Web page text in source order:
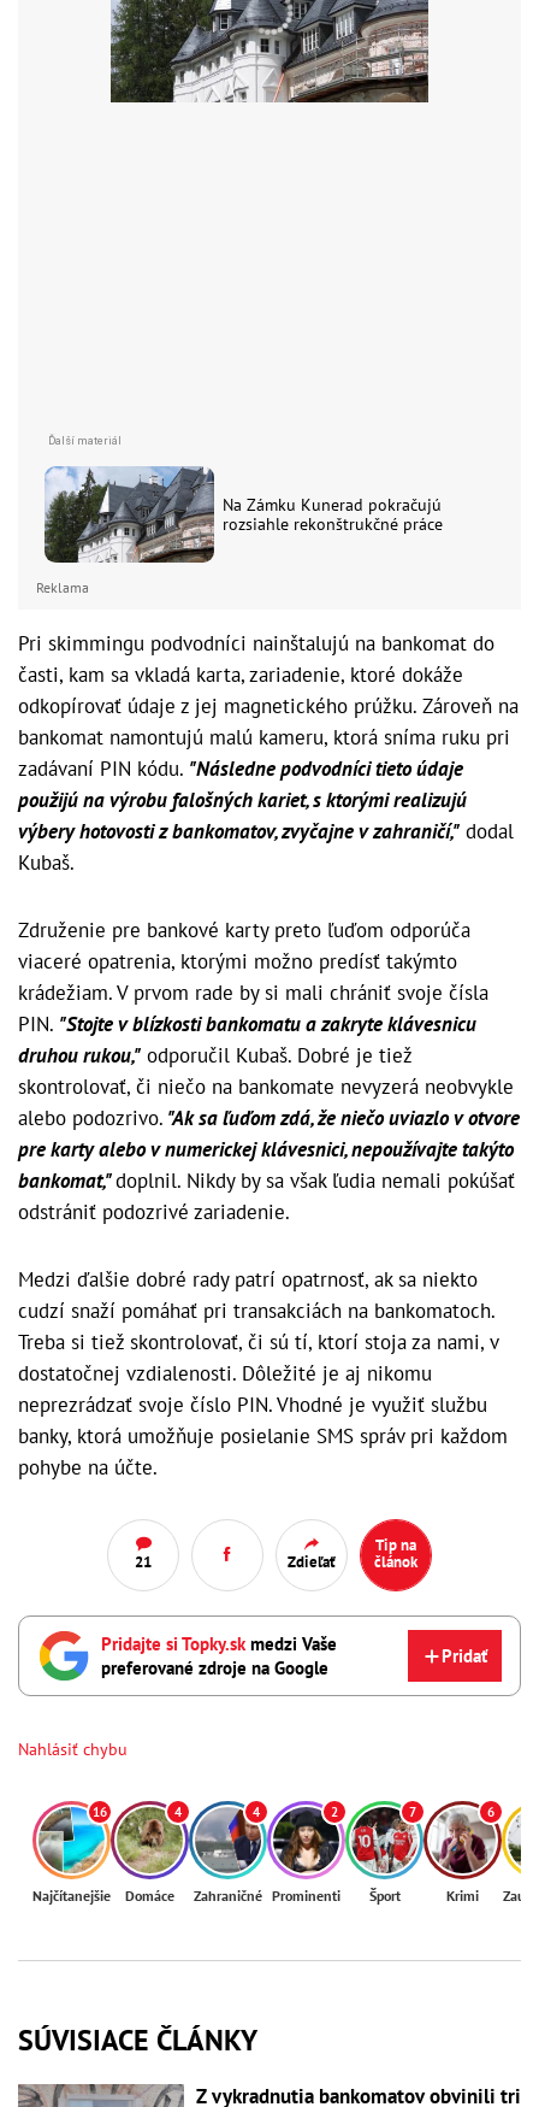
Na Zámku Kunerad pokračujú
rozsiahle rekonštrukčné práce
Reklama
Pri skimmingu podvodníci nainštalujú na bankomat do
časti, kam sa vkladá karta, zariadenie, ktoré dokáže
odkopírovať údaje z jej magnetického prúžku. Zároveň na
bankomat namontujú malú kameru, ktorá sníma ruku pri
zadávaní PIN kódu. "Následne podvodníci tieto údaje
použijú na výrobu falošných kariet, s ktorými realizujú
výbery hotovosti z bankomatov, zvyčajne v zahraničí," dodal
Kubaš.
Združenie pre bankové karty preto ľuďom odporúča
viaceré opatrenia, ktorými možno predísť takýmto
krádežiam. V prvom rade by si mali chrániť svoje čísla
PIN. "Stojte v blízkosti bankomatu a zakryte klávesnicu
druhou rukou," odporučil Kubaš. Dobré je tiež
skontrolovať, či niečo na bankomate nevyzerá neobvykle
alebo podozrivo. "Ak sa ľuďom zdá, že niečo uviazlo v otvore
pre karty alebo v numerickej klávesnici, nepoužívajte takýto
bankomat,"doplnil. Nikdy by sa však ľudia nemali pokúšať
odstrániť podozrivé zariadenie.
Medzi ďalšie dobré rady patrí opatrnosť, ak sa niekto
cudzí snaží pomáhať pri transakciách na bankomatoch.
Treba si tiež skontrolovať, či sú tí, ktorí stoja za nami, v
dostatočnej vzdialenosti. Dôležité je aj nikomu
neprezrádzať svoje číslo PIN. Vhodné je využiť službu
banky, ktorá umožňuje posielanie SMS správ pri každom
pohybe na účte.
21 Zdieľať
Tip na
článok
Pridajte si Topky.sk medzi Vaše
preferované zdroje na Google
Pridať
Nahlásiť chybu
16
Najčítanejšie
4
Domáce
4
Zahraničné
2
Prominenti
7
Šport
6
Krimi
SÚVISIACE ČLÁNKY
Z vykradnutia bankomatov obvinili tri